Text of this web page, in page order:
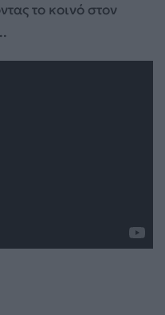
το κοινό στον